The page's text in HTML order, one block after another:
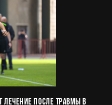
лечение после травмы в